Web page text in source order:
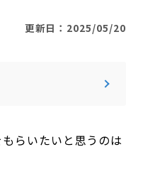
更新日：2025/05/20
らいたいと思うのは